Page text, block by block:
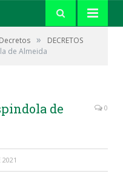
Decretos »
DECRETOS
de Almeida
de
0
2021